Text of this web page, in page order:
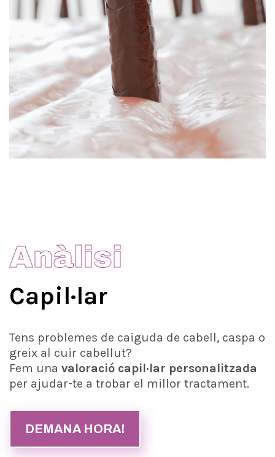
Anàlisi
Capil·lar
Tens problemes de caiguda de cabell, caspa o
greix al cuir cabellut?
Fem una valoració capil·lar personalitzada
per ajudar-te a trobar el millor tractament.
DEMANA HORA!